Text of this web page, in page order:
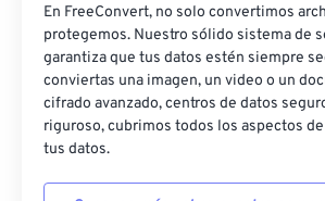
En FreeConvert, no solo convertimos
protegemos. Nuestro sólido sistema de
garantiza que tus datos estén siempre
conviertas una imagen, un video o un
cifrado avanzado, centros de datos
riguroso, cubrimos todos los aspectos
tus datos.